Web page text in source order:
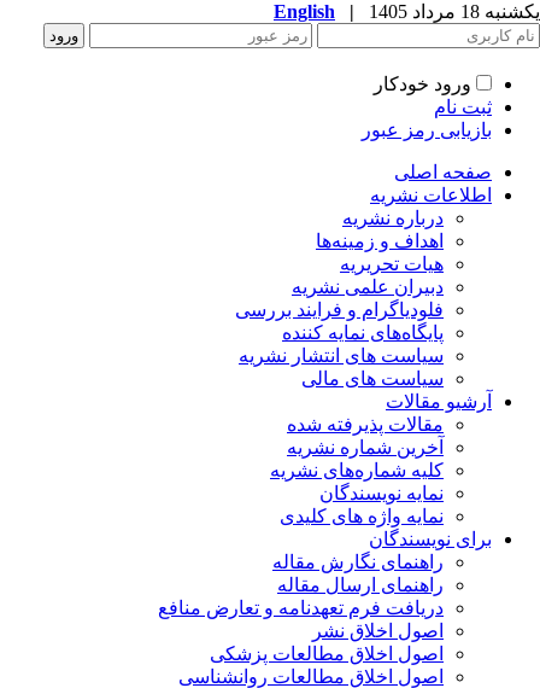
18 مرداد 1405 |
English
ورود خودکار
ثبت نام
بازیابی رمز عبور
صفحه اصلی
اطلاعات نشریه
درباره نشریه
اهداف و زمینه‌ها
هیات تحریریه
دبیران علمی نشریه
فلودیاگرام و فرایند بررسی
پایگاه‌های نمایه کننده
سیاست های انتشار نشریه
سیاست های مالی
آرشیو مقالات
مقالات پذیرفته شده
آخرین شماره نشریه
کلیه شماره‌های نشریه
نمایه نویسندگان
نمایه واژه های کلیدی
برای نویسندگان
راهنمای نگارش مقاله
راهنمای ارسال مقاله
دریافت فرم تعهدنامه و تعارض منافع
اصول اخلاق نشر
اصول اخلاق مطالعات پزشکی
اصول اخلاق مطالعات روانشناسی